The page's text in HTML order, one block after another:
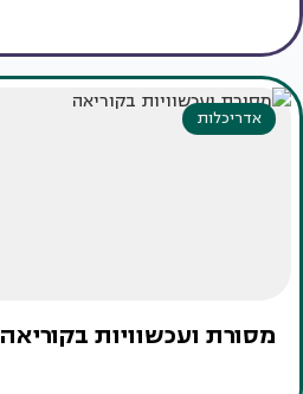
אדריכלות
מסורת ועכשוויות בקוריאה